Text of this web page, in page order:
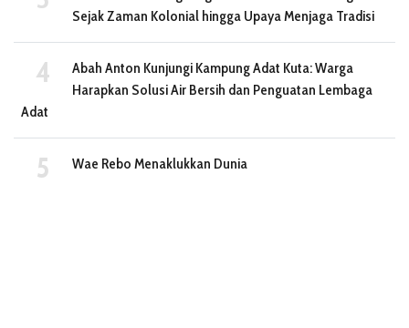
Sejak Zaman Kolonial hingga Upaya Menjaga Tradisi
Abah Anton Kunjungi Kampung Adat Kuta: Warga
Harapkan Solusi Air Bersih dan Penguatan Lembaga
Adat
Wae Rebo Menaklukkan Dunia